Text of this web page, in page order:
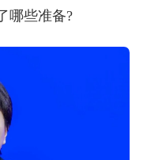
哪些准备?